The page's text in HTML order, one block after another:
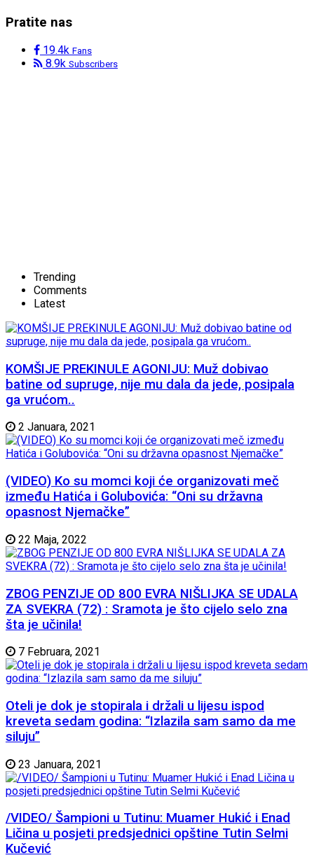
Pratite nas
19.4k Fans
8.9k Subscribers
Trending
Comments
Latest
KOMŠIJE PREKINULE AGONIJU: Muž dobivao
batine od supruge, nije mu dala da jede, posipala
ga vrućom..
2 Januara, 2021
(VIDEO) Ko su momci koji će organizovati meč
između Hatića i Golubovića: “Oni su državna
opasnost Njemačke”
22 Maja, 2022
ZBOG PENZIJE OD 800 EVRA NIŠLIJKA SE UDALA
ZA SVEKRA (72) : Sramota je što cijelo selo zna
šta je učinila!
7 Februara, 2021
Oteli je dok je stopirala i držali u lijesu ispod
kreveta sedam godina: “Izlazila sam samo da me
siluju”
23 Januara, 2021
/VIDEO/ Šampioni u Tutinu: Muamer Hukić i Enad
Ličina u posjeti predsjednici opštine Tutin Selmi
Kučević